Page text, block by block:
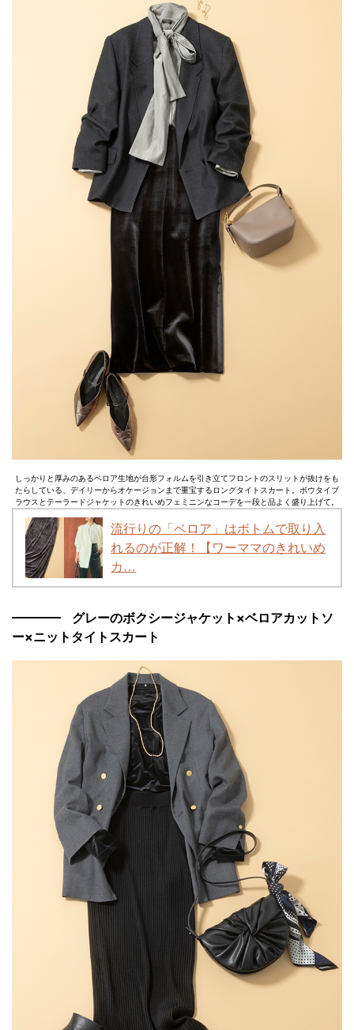
しっかりと厚みのあるベロア生地が台形フォルムを引き立てフロントのスリットが抜けをも
たらしている、デイリーからオケージョンまで重宝するロングタイトスカート。ボウタイブ
ラウスとテーラードジャケットのきれいめフェミニンなコーデを一段と品よく盛り上げて。
流行りの「ベロア」はボトムで取り入
れるのが正解！【ワーママのきれいめ
カ…
グレーのボクシージャケット×ベロアカットソ
ー×ニットタイトスカート